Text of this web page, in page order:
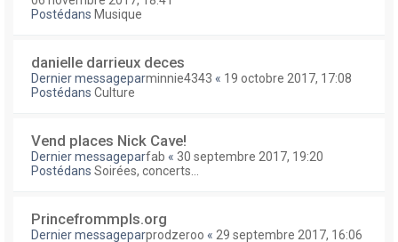
Postédans Musique
danielle darrieux deces
Dernier messageparminnie4343 « 19 octobre 2017, 17:08
Postédans Culture
Vend places Nick Cave!
Dernier messageparfab « 30 septembre 2017, 19:20
Postédans Soirées, concerts...
Princefrommpls.org
Dernier messageparprodzeroo « 29 septembre 2017, 16:06